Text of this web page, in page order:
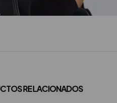
RELACIONADOS